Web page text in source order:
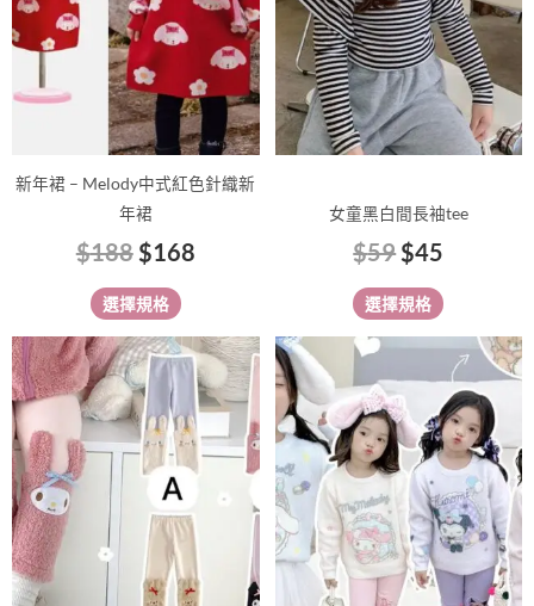
新年裙 – Melody中式紅色針織新
年裙
$188$168
選擇規格
款
式。
可
在
產
頁
面
選
擇
選
項
女童黑白間長袖tee
$59$45
選擇規格
款
式。
可
在
產
面
選
擇
選
項
此
產
品
有
多
款
式。
可
此
產
品
有
多
種
款
式。
可